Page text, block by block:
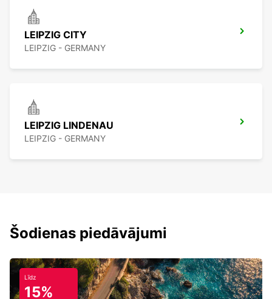
LEIPZIG CITY
LEIPZIG - GERMANY
LEIPZIG LINDENAU
LEIPZIG - GERMANY
Šodienas piedāvājumi
Līdz
15%